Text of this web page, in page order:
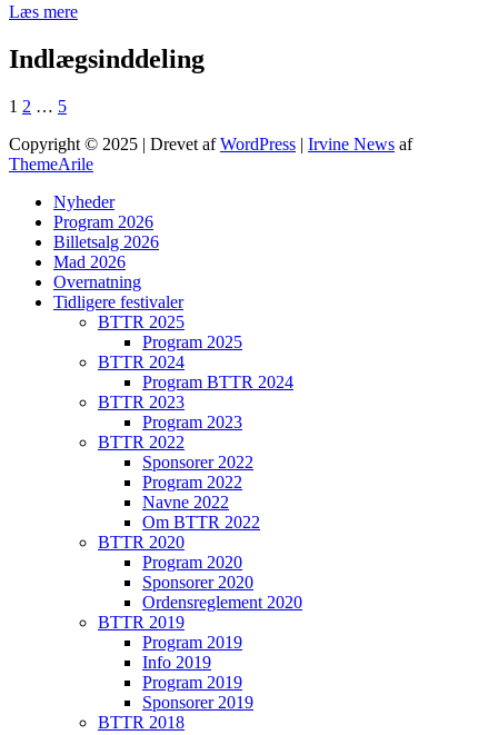
Læs mere
Indlægsinddeling
1 2 … 5
Copyright © 2025 | Drevet afWordPress | Irvine News af
ThemeArile
Nyheder
Program 2026
Billetsalg 2026
Mad 2026
Overnatning
Tidligere festivaler
BTTR 2025
Program 2025
BTTR 2024
Program BTTR 2024
BTTR 2023
Program 2023
BTTR 2022
Sponsorer 2022
Program 2022
Navne 2022
Om BTTR 2022
BTTR 2020
Program 2020
Sponsorer 2020
Ordensreglement 2020
BTTR 2019
Program 2019
Info 2019
Program 2019
Sponsorer 2019
BTTR 2018